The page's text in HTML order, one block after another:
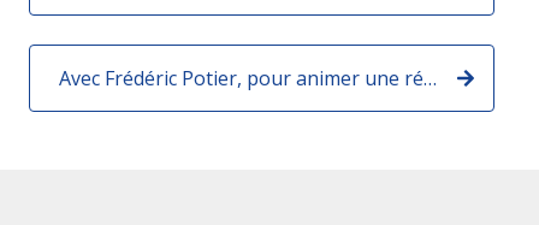
Avec Frédéric Potier, pour animer une réunion du groupe LaREM sur la PPR contre l'antisémitisme !